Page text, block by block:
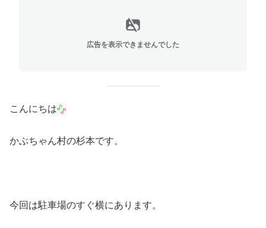
広告を表示できませんでした
こんにちは
かぶちゃん村の杉本です。
今回は駐車場のすぐ横にあります。